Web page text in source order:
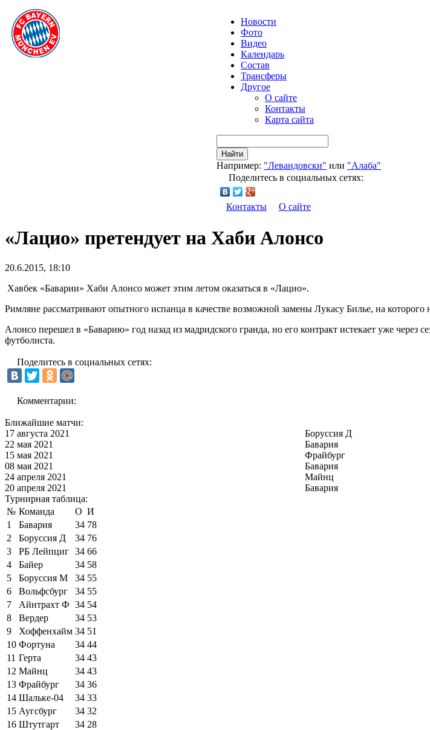
Новости
Фото
Видео
Календарь
Состав
Трансферы
Другое
О сайте
Контакты
Карта сайта
Найти
Например: "Левандовски" или "Алаба"
Поделитесь в социальных сетях:
Контакты О сайте
«Лацио» претендует на Хаби Алонсо
20.6.2015, 18:10
Хавбек «Баварии» Хаби Алонсо может этим летом оказаться в «Лацио».
Римляне рассматривают опытного испанца в качестве возможной замены Лукасу Билье, на которого
Алонсо перешел в «Баварию» год назад из мадридского гранда, но его контракт истекает уже
футболиста.
Поделитесь в социальных сетях:
Комментарии:
Ближайшие матчи:
17 августа 2021
Боруссия Д
22 мая 2021
Бавария
15 мая 2021
Фрайбург
08 мая 2021
Бавария
24 апреля 2021
Майнц
20 апреля 2021
Бавария
Турнирная таблица:
№ Команда О И
1
Бавария 34 78
2
Боруссия Д 34 76
3
РБ Лейпциг 34 66
4
Байер 34 58
5
Боруссия М 34 55
6
Вольфсбург 34 55
7
Айнтрахт Ф 34 54
8
Вердер 34 53
9
Хоффенхайм 34 51
10 Фортуна 34 44
11 Герта 34 43
12 Майнц 34 43
13 Фрайбург 34 36
14 Шальке-04 34 33
15 Аугсбург 34 32
16 Штутгарт 34 28